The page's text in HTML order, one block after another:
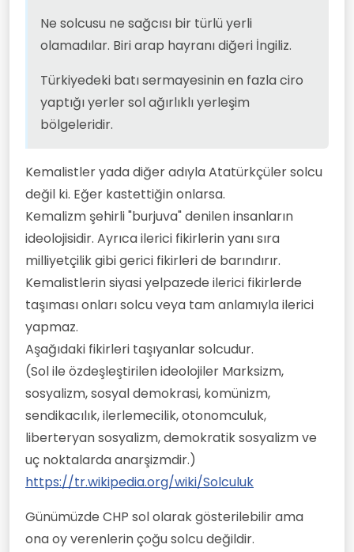
Ne solcusu ne sağcısı bir türlü yerli
olamadılar. Biri arap hayranı diğeri İngiliz.
Türkiyedeki batı sermayesinin en fazla ciro
yaptığı yerler sol ağırlıklı yerleşim
bölgeleridir.
Kemalistler yada diğer adıyla Atatürkçüler solcu
değil ki. Eğer kastettiğin onlarsa.
Kemalizm şehirli "burjuva" denilen insanların
ideolojisidir. Ayrıca ilerici fikirlerin yanı sıra
milliyetçilik gibi gerici fikirleri de barındırır.
Kemalistlerin siyasi yelpazede ilerici fikirlerde
taşıması onları solcu veya tam anlamıyla ilerici
yapmaz.
Aşağıdaki fikirleri taşıyanlar solcudur.
(Sol ile özdeşleştirilen ideolojiler Marksizm,
sosyalizm, sosyal demokrasi, komünizm,
sendikacılık, ilerlemecilik, otonomculuk,
liberteryan sosyalizm, demokratik sosyalizm ve
uç noktalarda anarşizmdir.)
https://tr.wikipedia.org/wiki/Solculuk
Günümüzde CHP sol olarak gösterilebilir ama
ona oy verenlerin çoğu solcu değildir.